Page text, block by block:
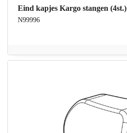
Eind kapjes Kargo stangen (4st.)
N99996